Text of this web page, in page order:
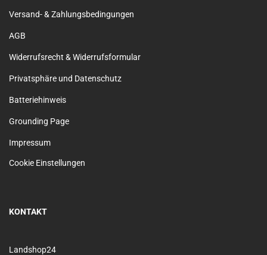
Versand- & Zahlungsbedingungen
AGB
Widerrufsrecht & Widerrufsformular
Privatsphäre und Datenschutz
Batteriehinweis
Grounding Page
Impressum
Cookie Einstellungen
KONTAKT
Landshop24